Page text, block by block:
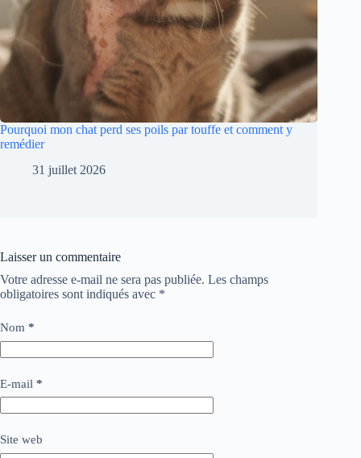
Pourquoi mon chat perd ses poils par touffe et comment y
remédier
31 juillet 2026
Laisser un commentaire
Votre adresse e-mail ne sera pas publiée. Les champs
obligatoires sont indiqués avec *
Nom *
E-mail *
Site web